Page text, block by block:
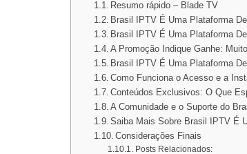
Resumo rápido – Blade TV
Brasil IPTV É Uma Plataforma
Brasil IPTV É Uma Plataforma
A Promoção Indique Ganhe:
Brasil IPTV É Uma Plataforma
Como Funciona o Acesso e a
Conteúdos Exclusivos: O Que
A Comunidade e o Suporte do
Saiba Mais Sobre Brasil IPTV É
Considerações Finais
Posts Relacionados: